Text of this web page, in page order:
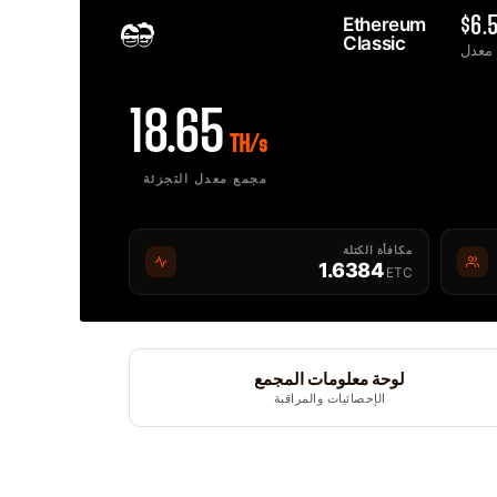
Ethereum
Classic
18.65 TH/s
مجمع معدل التجزئة
مكافأة الكتلة
1.6384 ETC
لوحة معلومات المجمع
الإحصائيات والمراقبة